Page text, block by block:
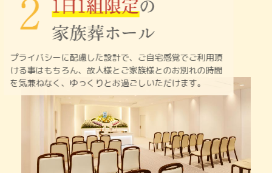
プライバシーに配慮した設計で、ご自宅感覚でご利用頂
ける事はもちろん、故人様とご家族様とのお別れの時間
を気兼ねなく、ゆっくりとお過ごしいただけます。